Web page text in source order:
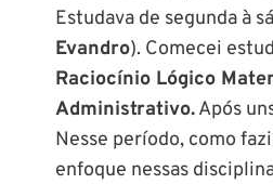
Estudava de segunda à
Evandro). Comecei
Raciocínio Lógico
Administrativo.Após
Nesse período, como
enfoque nessas